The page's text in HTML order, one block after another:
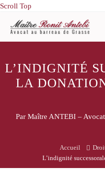
Scroll Top
L’INDIGNITÉ
LA
Par Maître ANTEBI –
Accueil
L’indignité